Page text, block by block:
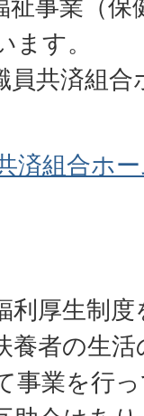
祉事業（
す。
員共済組
済組合ホ
利厚生制
養者の生
事業を行